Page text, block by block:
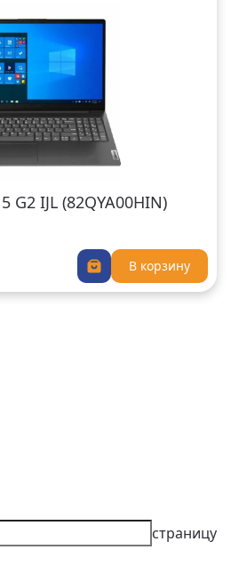
G2 IJL (82QYA00HIN)
В корзину
страницу